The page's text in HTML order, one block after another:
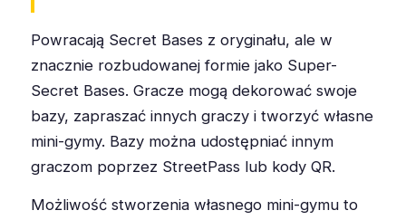
Powracają Secret Bases z oryginału, ale w
znacznie rozbudowanej formie jako Super-
Secret Bases. Gracze mogą dekorować swoje
bazy, zapraszać innych graczy i tworzyć własne
mini-gymy. Bazy można udostępniać innym
graczom poprzez StreetPass lub kody QR.
Możliwość stworzenia własnego mini-gymu to